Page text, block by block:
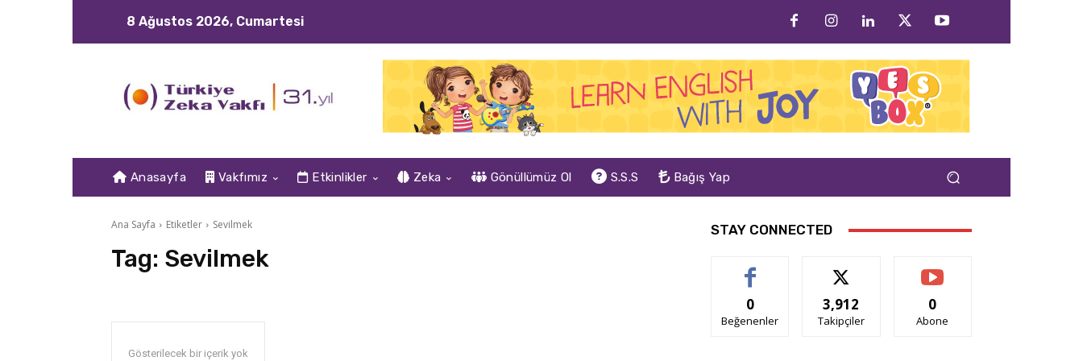
8 Ağustos 2026, Cumartesi
Anasayfa Vakfımız Etkinlikler Zeka Gönüllümüz Ol S.S.S Bağış Yap
Ana Sayfa Etiketler Sevilmek
Tag: Sevilmek
Gösterilecek bir içerik yok
STAY CONNECTED
0
Beğenenler
3,912
Takipçiler
0
Abone